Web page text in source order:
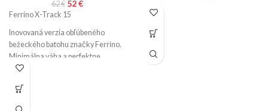
62€ 52€
Ferrino X-Track 15
Inovovaná verzia obľúbeného
bežeckého batohu značky Ferrino.
Minimálna váha a perfektne
padnúci strih sú jeho prednosti.
popruhu zvyšuje fixáciu a batoh tak
aj pri veľmi náročnom a dlhom behu